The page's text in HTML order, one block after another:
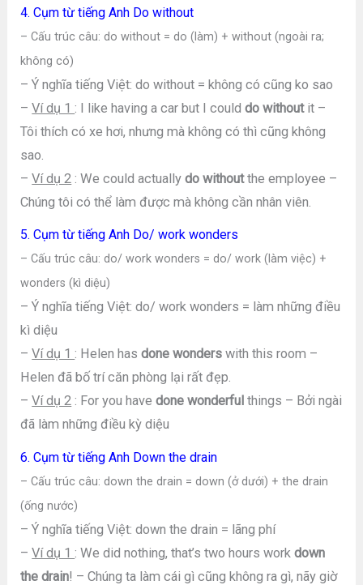
4. Cụm từ tiếng Anh Do without
– Cấu trúc câu: do without = do (làm) + without (ngoài ra;
không có)
– Ý nghĩa tiếng Việt: do without = không có cũng ko sao
–Ví dụ 1: I like having a car but I coulddo withoutit –
Tôi thích có xe hơi, nhưng mà không có thì cũng không
sao.
–Ví dụ 2 : We could actuallydo withoutthe employee –
Chúng tôi có thể làm được mà không cần nhân viên.
5. Cụm từ tiếng Anh Do/ work wonders
– Cấu trúc câu: do/ work wonders = do/ work (làm việc) +
wonders (kì diệu)
– Ý nghĩa tiếng Việt: do/ work wonders = làm những điều
kì diệu
–Ví dụ 1: Helen hasdone wonders with this room –
Helen đã bố trí căn phòng lại rất đẹp.
–Ví dụ 2 : For you havedone wonderful things – Bởi ngài
đã làm những điều kỳ diệu
6. Cụm từ tiếng Anh Down the drain
– Cấu trúc câu: down the drain = down (ở dưới) + the drain
(ống nước)
– Ý nghĩa tiếng Việt: down the drain = lãng phí
–Ví dụ 1: We did nothing, that’s two hours workdown
the drain! – Chúng ta làm cái gì cũng không ra gì, nãy giờ